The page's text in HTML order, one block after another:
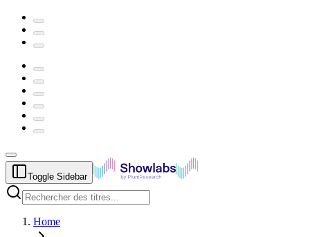
Toggle Sidebar
Home